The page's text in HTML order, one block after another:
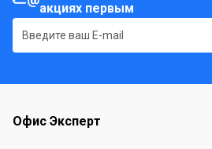
акциях первым
Офис Эксперт